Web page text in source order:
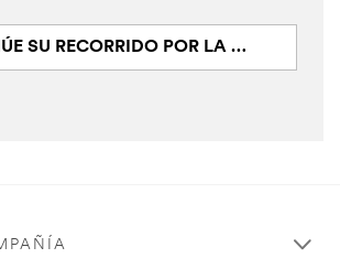
POR LA CONSERVACIÓN AUDITIVA: CONTROL